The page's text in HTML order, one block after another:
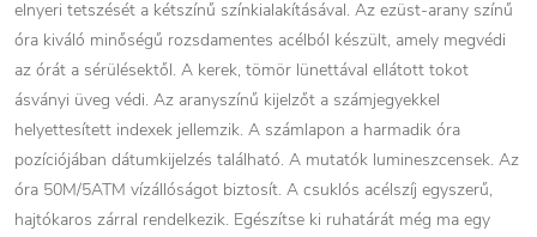
elnyeri tetszését a kétszínű színkialakításával. Az ezüst-arany színű
óra kiváló minőségű rozsdamentes acélból készült, amely megvédi
az órát a sérülésektől. A kerek, tömör lünettával ellátott tokot
ásványi üveg védi. Az aranyszínű kijelzőt a számjegyekkel
helyettesített indexek jellemzik. A számlapon a harmadik óra
pozíciójában dátumkijelzés található. A mutatók lumineszcensek. Az
óra 50M/5ATM vízállóságot biztosít. A csuklós acélszíj egyszerű,
hajtókaros zárral rendelkezik. Egészítse ki ruhatárát még ma egy